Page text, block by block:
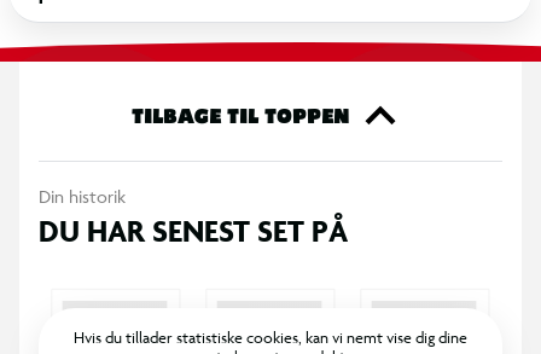
varme.
der er lettere, mere pålidelig og bygget til nemt at håndtere
Funktioner:
25 W PD samlet effekt
1,2 m USB-C til USB-C-kabel
TILBAGE TIL TOPPEN
Din historik
DU HAR SENEST SET PÅ
Hvis du tillader statistiske cookies, kan vi nemt vise dig dine